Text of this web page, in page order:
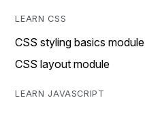
LEARN CSS
CSS styling basics module
CSS layout module
LEARN JAVASCRIPT